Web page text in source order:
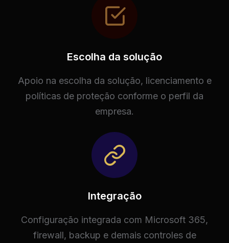
Escolha da solução
Apoio na escolha da solução, licenciamento e
políticas de proteção conforme o perfil da
empresa.
Integração
Configuração integrada com Microsoft 365,
firewall, backup e demais controles de